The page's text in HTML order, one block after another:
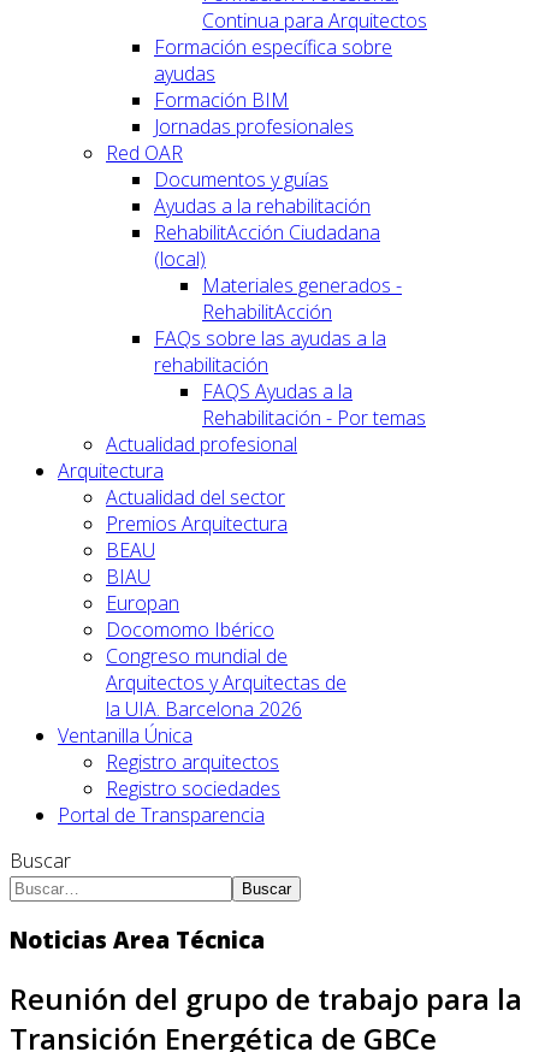
Continua para Arquitectos
Formación específica sobre
ayudas
Formación BIM
Jornadas profesionales
Red OAR
Documentos y guías
Ayudas a la rehabilitación
RehabilitAcción Ciudadana
(local)
Materiales generados -
RehabilitAcción
FAQs sobre las ayudas a la
rehabilitación
FAQS Ayudas a la
Rehabilitación - Por temas
Actualidad profesional
Arquitectura
Actualidad del sector
Premios Arquitectura
BEAU
BIAU
Europan
Docomomo Ibérico
Congreso mundial de
Arquitectos y Arquitectas de
la UIA. Barcelona 2026
Ventanilla Única
Registro arquitectos
Registro sociedades
Portal de Transparencia
Buscar
Buscar
Noticias Area Técnica
Reunión del grupo de trabajo para la
Transición Energética de GBCe